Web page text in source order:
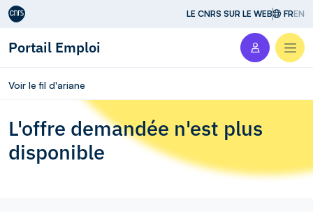
Aller au contenu LE CNRS SUR LE WEB FREN
Portail Emploi
Voir le fil d'ariane
L'offre demandée n'est plus
disponible